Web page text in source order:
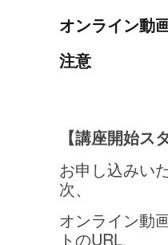
オンライン動
注意
【講座開始ス
お申し込みい
次、
オンライン動
トのURL、